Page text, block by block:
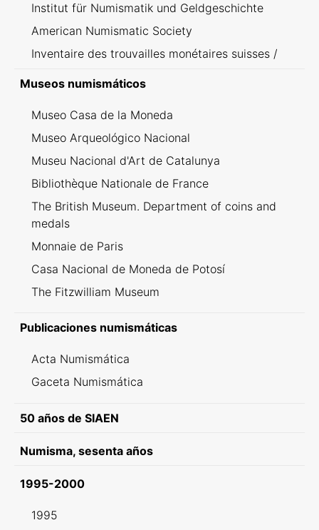
Institut für Numismatik und Geldgeschichte
American Numismatic Society
Inventaire des trouvailles monétaires suisses /
Museos numismáticos
Museo Casa de la Moneda
Museo Arqueológico Nacional
Museu Nacional d'Art de Catalunya
Bibliothèque Nationale de France
The British Museum. Department of coins and
medals
Monnaie de Paris
Casa Nacional de Moneda de Potosí
The Fitzwilliam Museum
Publicaciones numismáticas
Acta Numismática
Gaceta Numismática
50 años de SIAEN
Numisma, sesenta años
1995-2000
1995